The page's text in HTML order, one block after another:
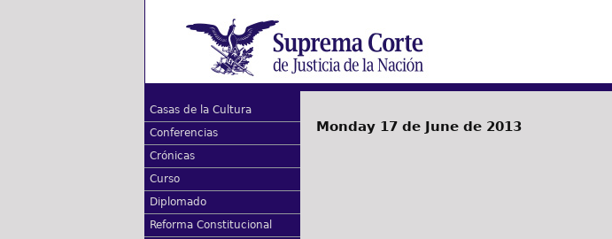
Casas de la Cultura
Conferencias
Crónicas
Curso
Diplomado
Reforma Constitucional
Monday 17 de June de 2013